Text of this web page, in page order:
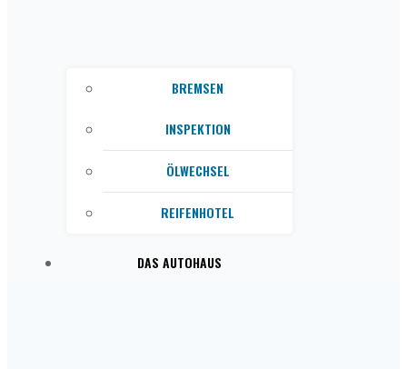
BREMSEN
INSPEKTION
ÖLWECHSEL
REIFENHOTEL
DAS AUTOHAUS